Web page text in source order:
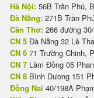
Hà Nội: 56B Trần Phú,
Đà Nẵng: 271B Trần
Cần Thơ: 266 đường
CN 5 Đà Nẵng 32 Lê
CN 6 71 Trường Chinh,
CN 7 Lâm Đồng 05
CN 8 Bình Dương 151
Đồng Nai 40/198A